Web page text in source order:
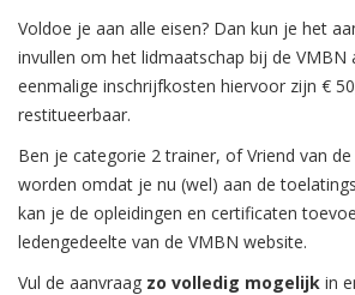
Voldoe je aan alle eisen? Dan kun je het
invullen om het lidmaatschap bij de VMBN
eenmalige inschrijfkosten hiervoor zijn €
restitueerbaar.
Ben je categorie 2 trainer, of Vriend van
worden omdat je nu (wel) aan de
kan je de opleidingen en certificaten
ledengedeelte van de VMBN website.
Vul de aanvraag zo volledig mogelijk in